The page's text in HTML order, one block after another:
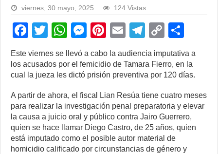
viernes, 30 mayo, 2025 124 Vistas
F
a
c
e
b
o
o
k
T
tt
er
W
h
at
s
A
p
p
M
ss
e
n
g
er
Pi
nt
er
e
st
E
m
ail
T
el
e
gr
a
m
C
p
y
Li
n
k
ar
e
Este viernes se llevó a cabo la audiencia imputativa a
los acusados por el femicidio de Tamara Fierro, en la
cual la jueza les dictó prisión preventiva por 120 días.
A partir de ahora, el fiscal Lian Resúa tiene cuatro meses
para realizar la investigación penal preparatoria y elevar
la causa a juicio oral y público contra Jairo Guerrero,
quien se hace llamar Diego Castro, de 25 años, quien
está imputado como el posible autor material de
homicidio calificado por circunstancias de género y